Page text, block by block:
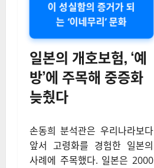
이 성실함의 증거가 되
는 ‘이네무리’ 문화
일본의 개호보험, ‘예
방’에 주목해 중증화
늦췄다
손동희 분석관은 우리나라보다
앞서 고령화를 경험한 일본의
사례에 주목했다. 일본은 2000